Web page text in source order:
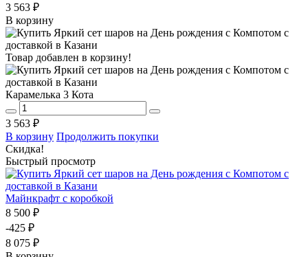
3 563 ₽
В корзину
Товар добавлен в корзину!
Карамелька 3 Кота
3 563 ₽
В корзину Продолжить покупки
Скидка!
Быстрый просмотр
Майнкрафт с коробкой
8 500 ₽
-425 ₽
8 075 ₽